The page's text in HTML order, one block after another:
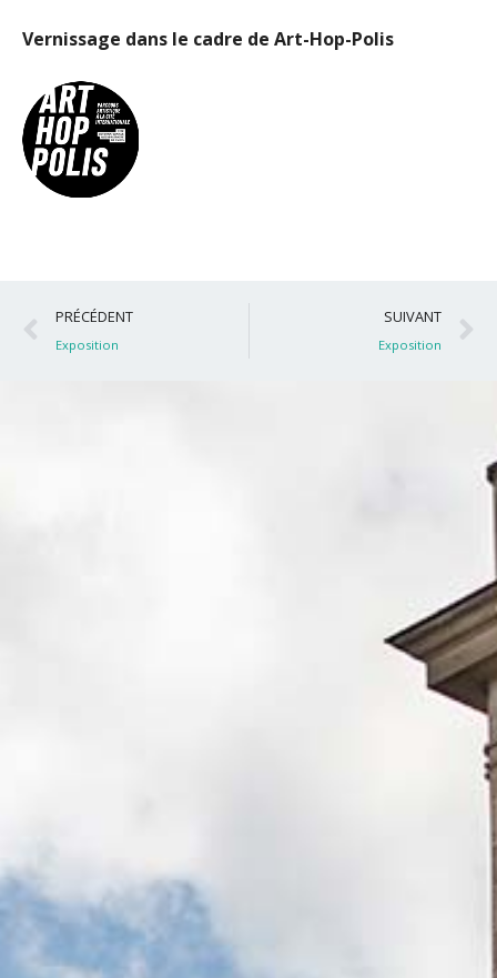
Vernissage dans le cadre de Art-Hop-Polis
Précédent
PRÉCÉDENT
Exposition
SUIVANT
Exposition